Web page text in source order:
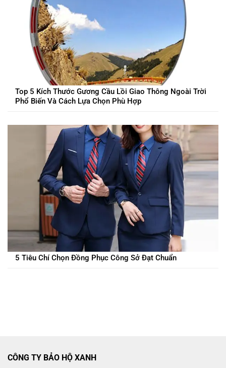
Top 5 Kích Thước Gương Cầu Lồi Giao Thông Ngoài Trời
Phổ Biến Và Cách Lựa Chọn Phù Hợp
5 Tiêu Chí Chọn Đồng Phục Công Sở Đạt Chuẩn
CÔNG TY BẢO HỘ XANH